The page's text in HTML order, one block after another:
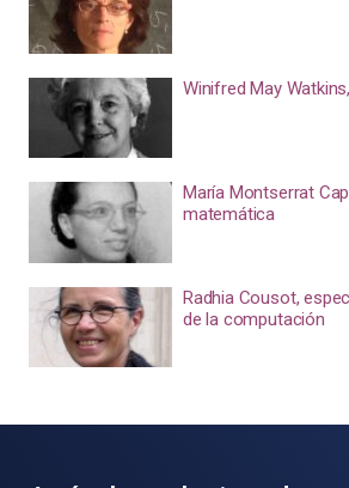
Winifred May
María Montserrat
matemática
Radhia Cousot,
de la computación